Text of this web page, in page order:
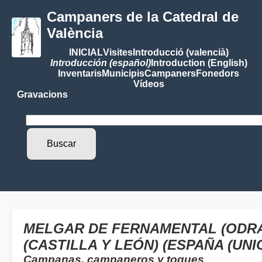
Campaners de la Catedral de
València
INICIALVisitesIntroducció (valencià)
Introducción (español)Introduction (English)
InventarisMunicipisCampanersFonedors
Vídeos
Gravacions
MELGAR DE FERNAMENTAL
(CASTILLA Y LEÓN) (ESPAÑA
Campanas, campaneros y toques